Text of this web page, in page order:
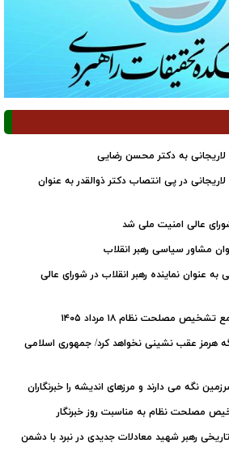
لاریجانی به دکتر محسن رضایی
در پی انتصاب دکتر ذوالقدر به عنوان
عالی امنیت ملی شد
مشاور سیاسی رهبر انقلاب
عنوان نماینده رهبر انقلاب در شورای عالی
مصلحت نظام ۱۸ مرداد ۱۴۰۵
هرمز عقب نشینی نخواهد کرد/ جمهوری اسلامی
نگه می دارند و مرزهای اندیشه را خبرنگاران
مصلحت نظام به مناسبت روز خبرنگار
رهبر شهید معادلات جدیدی در نبرد با دشمن